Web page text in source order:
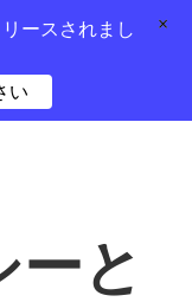
ーと
ースされまし
い
×